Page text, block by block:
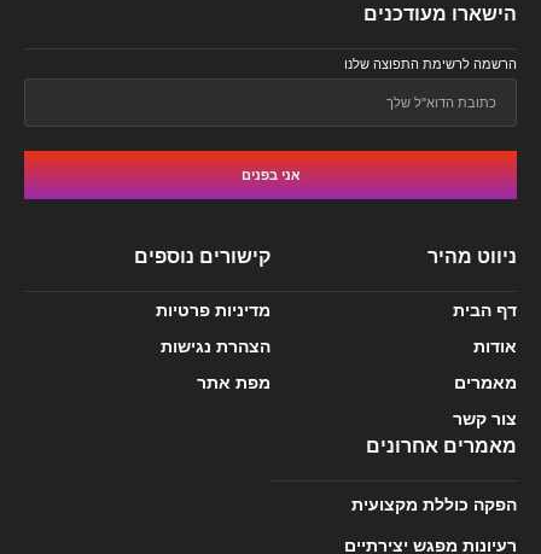
הישארו מעודכנים
הרשמה לרשימת התפוצה שלנו
אני בפנים
ניווט מהיר
דף הבית
אודות
מאמרים
צור קשר
קישורים נוספים
מדיניות פרטיות
הצהרת נגישות
מפת אתר
מאמרים אחרונים
הפקה כוללת מקצועית
רעיונות מפגש יצירתיים